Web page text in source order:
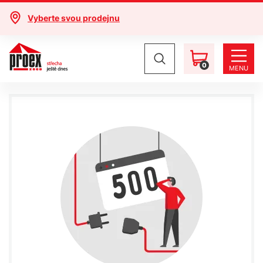
Vyberte svou prodejnu
0 MENU